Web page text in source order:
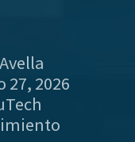
27, 2026